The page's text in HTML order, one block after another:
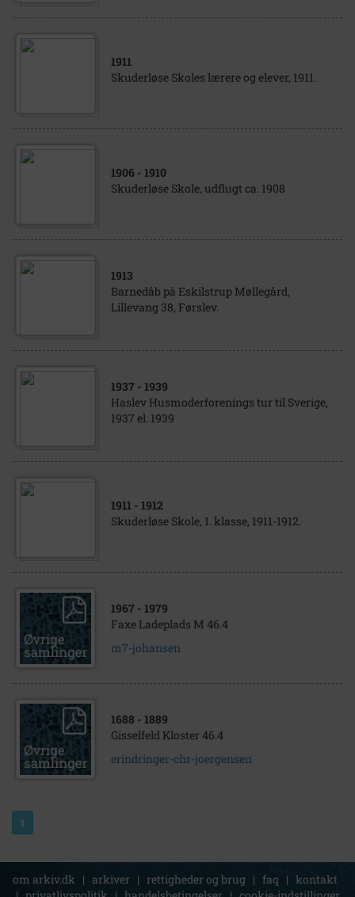
1911
Skuderløse Skoles lærere og elever, 1911.
1906 - 1910
Skuderløse Skole, udflugt ca. 1908
1913
Barnedåb på Eskilstrup Møllegård,
Lillevang 38, Førslev.
1937 - 1939
Haslev Husmoderforenings tur til Sverige,
1937 el. 1939
1911 - 1912
Skuderløse Skole, 1. klasse, 1911-1912.
1967 - 1979
Faxe Ladeplads M 46.4
m7-johansen
1688 - 1889
Gisselfeld Kloster 46.4
erindringer-chr-joergensen
1
om arkiv.dk | arkiver | rettigheder og brug | faq | kontakt